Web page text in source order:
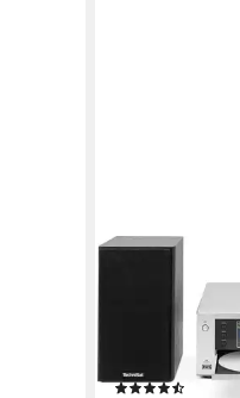
VIOLA 710 CD
Leistung
internes Netzteil
Gewicht